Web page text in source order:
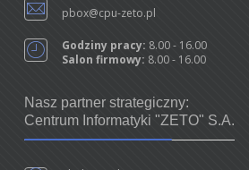
pbox@cpu-zeto.pl
Godziny pracy: 8.00 - 16.00
Salon firmowy: 8.00 - 16.00
Nasz partner strategiczny:
Centrum Informatyki "ZETO" S.A.